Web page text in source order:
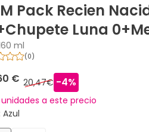
Pack Recien
Luna
ml
(0)
€ 20,47€ -4%
unidades a este precio
Azul